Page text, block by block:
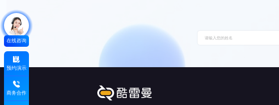
在线咨询
预约演示
商务合作